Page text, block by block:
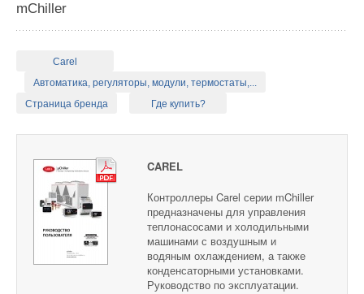
mChiller
Carel
Автоматика, регуляторы, модули, термостаты,...
Страница бренда
Где купить?
CAREL
Контроллеры Carel серии mChiller
предназначены для управления
теплонасосами и холодильными
машинами с воздушным и
водяным охлаждением, а также
конденсаторными установками.
Руководство по эксплуатации.